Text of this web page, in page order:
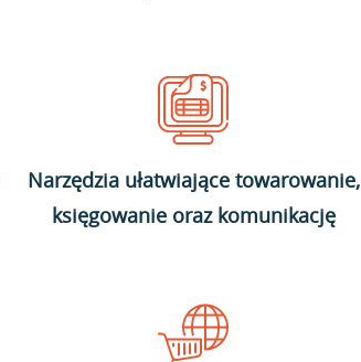
Narzędzia ułatwiające towarowanie,
księgowanie oraz komunikację